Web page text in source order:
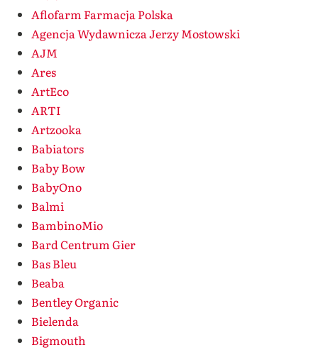
Aflofarm Farmacja Polska
Agencja Wydawnicza Jerzy Mostowski
AJM
Ares
ArtEco
ARTI
Artzooka
Babiators
Baby Bow
BabyOno
Balmi
BambinoMio
Bard Centrum Gier
Bas Bleu
Beaba
Bentley Organic
Bielenda
Bigmouth